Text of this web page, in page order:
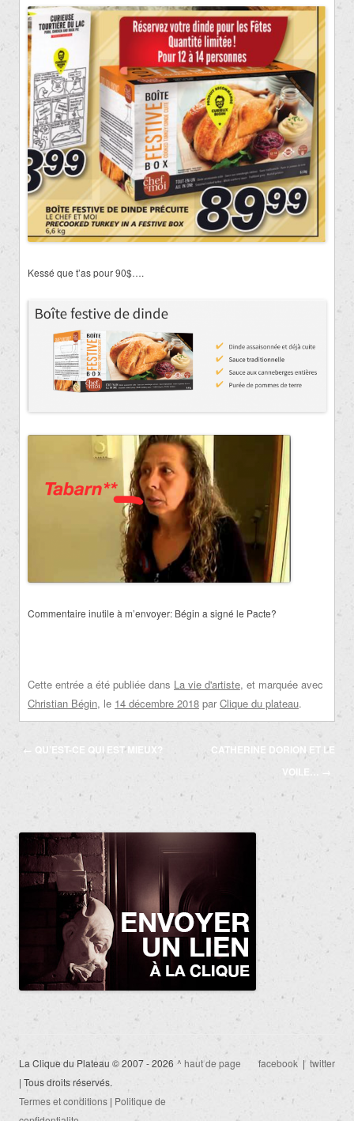
Kessé que t’as pour 90$….
Commentaire inutile à m’envoyer: Bégin a signé le Pacte?
Cette entrée a été publiée dans La vie d'artiste, et marquée avec
Christian Bégin, le 14 décembre 2018 par Clique du plateau.
Navigation
articles
← QU’EST-CE QUI EST MIEUX?
CATHERINE DORION ET LE
VOILE…
La Clique du Plateau © 2007 - 2026
| Tous droits réservés.
Termes et conditions | Politique de
^ haut de page facebook | twitter